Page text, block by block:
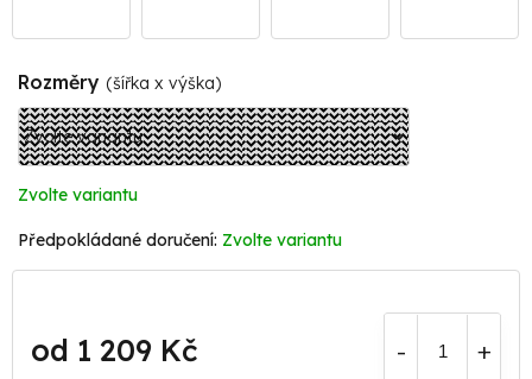
Rozměry (šířka x výška)
Zvolte variantu
Zvolte variantu
od 1 209 Kč